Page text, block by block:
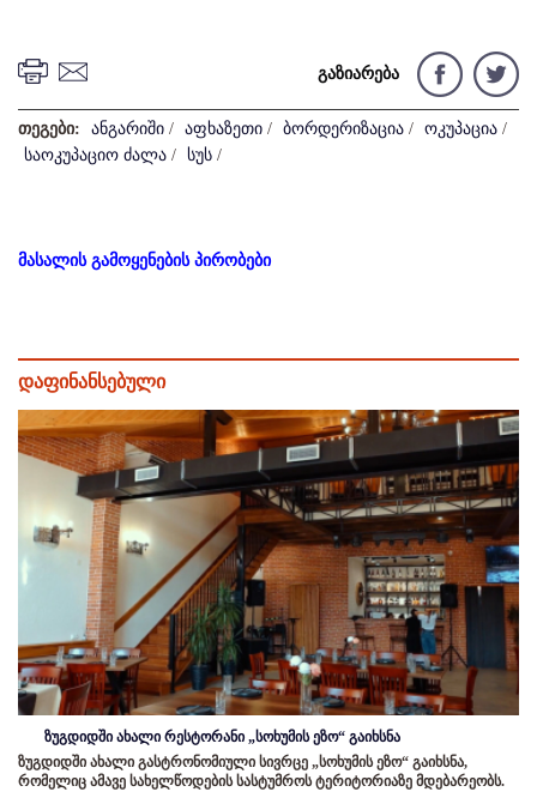
გაზიარება
თეგები: ანგარიში / აფხაზეთი / ბორდერიზაცია / ოკუპაცია /
საოკუპაციო ძალა / სუს /
მასალის გამოყენების პირობები
დაფინანსებული
ზუგდიდში ახალი რესტორანი „სოხუმის ეზო“ გაიხსნა
ზუგდიდში ახალი გასტრონომიული სივრცე „სოხუმის ეზო“ გაიხსნა,
რომელიც ამავე სახელწოდების სასტუმროს ტერიტორიაზე მდებარეობს.